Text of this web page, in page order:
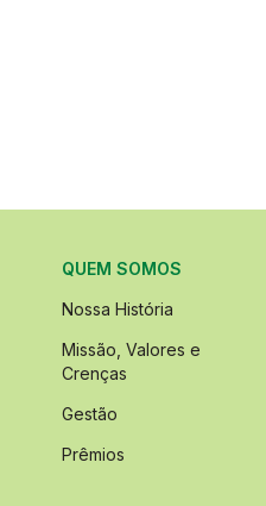
QUEM SOMOS
Nossa História
Missão, Valores e
Crenças
Gestão
Prêmios